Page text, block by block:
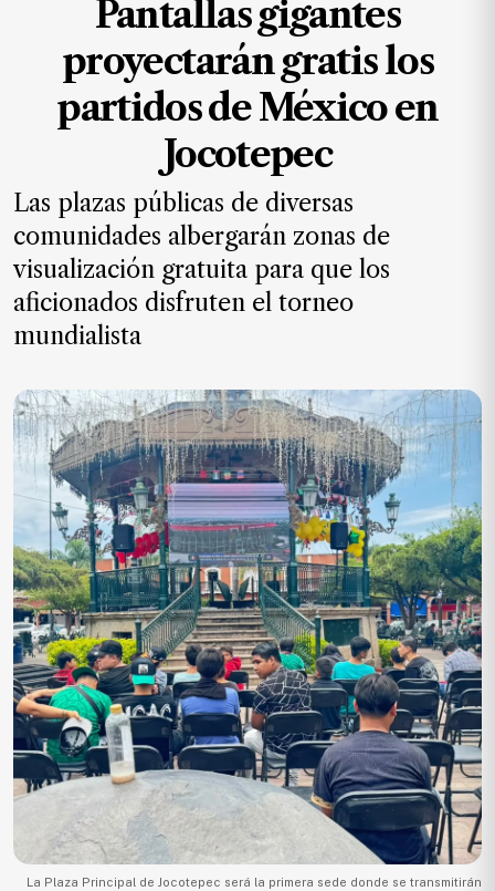
MXN
Suscríbete ahora
NOTICIAS
Jalisco
Internacional
Opinión
Deportes
Cultura
Turismo
Ecología
Movilidad
Seguridad
Educación
Salud
Política
Economía
Entretenimiento
Pantallas gigantes
proyectarán gratis los
partidos de México en
Jocotepec
Las plazas públicas de diversas
comunidades albergarán zonas de
visualización gratuita para que los
aficionados disfruten el torneo
mundialista
La Plaza Principal de Jocotepec será la primera sede donde se transmitirán